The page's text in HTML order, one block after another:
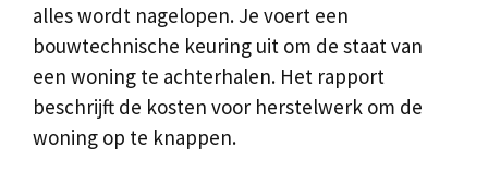
alles wordt nagelopen. Je voert een
bouwtechnische keuring uit om de staat van
een woning te achterhalen. Het rapport
beschrijft de kosten voor herstelwerk om de
woning op te knappen.